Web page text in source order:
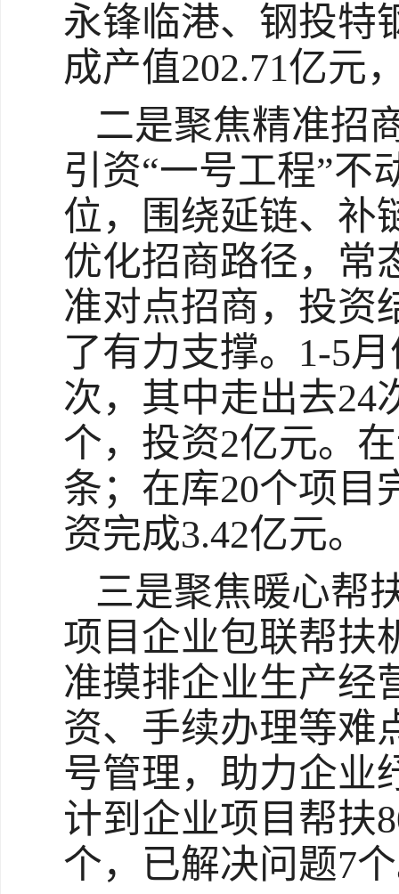
永锋临港、钢投特
成产值202.71亿元
二是聚焦精准招
引资“一号工程”不
位，围绕延链、补
优化招商路径，常
准对点招商，投资
了有力支撑。1-5
次，其中走出去24
个，投资2亿元。
条；在库20个项目
资完成3.42亿元。
三是聚焦暖心帮
项目企业包联帮扶
准摸排企业生产经
资、手续办理等难
号管理，助力企业
计到企业项目帮扶
个，已解决问题7